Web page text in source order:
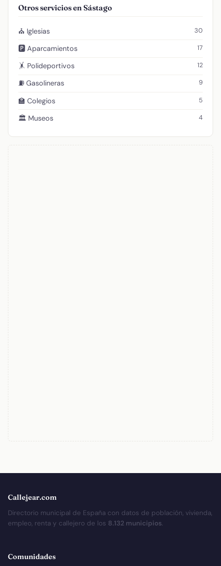
Otros servicios en Sástago
⛪ Iglesias 30
🅿️ Aparcamientos 17
🤸 Polideportivos 12
⛽ Gasolineras 9
🏫 Colegios 5
🏛️ Museos 4
Callejear.com
Directorio municipal de España con datos de población, vivienda,
empleo, renta y callejero de los 8.132 municipios.
Comunidades